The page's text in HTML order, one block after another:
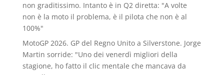
non graditissimo. Intanto è in Q2 diretta: "A volte
non è la moto il problema, è il pilota che non è al
100%"
MotoGP 2026. GP del Regno Unito a Silverstone. Jorge
Martin sorride: "Uno dei venerdì migliori della
stagione, ho fatto il clic mentale che mancava da